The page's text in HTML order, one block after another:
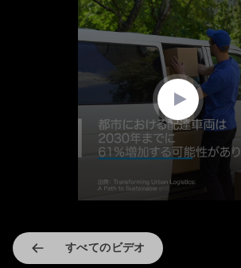
すべてのビデオ